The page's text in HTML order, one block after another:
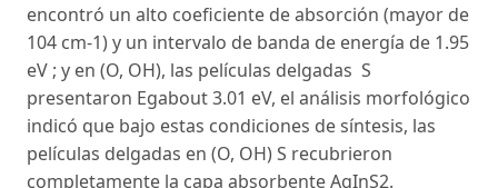
encontró un alto coeficiente de absorción (mayor de
104 cm-1) y un intervalo de banda de energía de 1.95
eV ; y en (O, OH), las películas delgadas S
presentaron Egabout 3.01 eV, el análisis morfológico
indicó que bajo estas condiciones de síntesis, las
películas delgadas en (O, OH) S recubrieron
completamente la capa absorbente AgInS2.